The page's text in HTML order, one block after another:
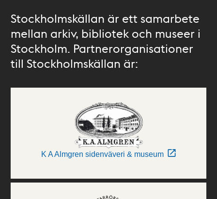
Stockholmskällan är ett samarbete
mellan arkiv, bibliotek och museer i
Stockholm. Partnerorganisationer
till Stockholmskällan är:
K A Almgren sidenväveri & museum